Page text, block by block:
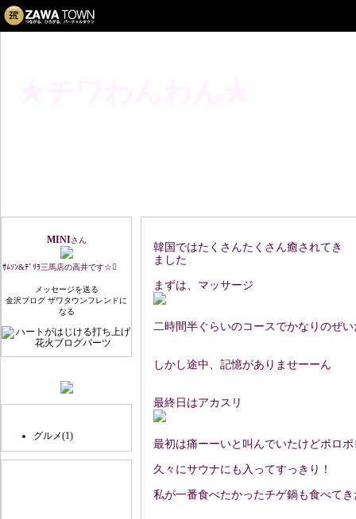
MINIさん
ｻﾑｿﾝ&ﾃﾞﾘﾗ三馬店の高井です☆
メッセージを送る
金沢ブログ ザワタウンフレンドに
なる
グルメ(1)
韓国ではたくさんたくさん癒されてき
ました
まずは、マッサージ
二時間半ぐらいのコースでかなりのぜい
しかし途中、記憶がありませーーん
最終日はアカスリ
最初は痛ーーいと叫んでいたけどポロ
久々にサウナにも入ってすっきり！
私が一番食べたかったチゲ鍋も食べて